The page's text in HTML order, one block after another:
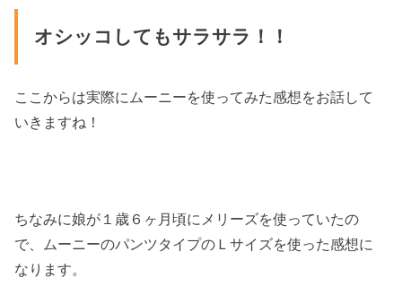
オシッコしてもサラサラ！！
ここからは実際にムーニーを使ってみた感想をお話して
いきますね！
ちなみに娘が１歳６ヶ月頃にメリーズを使っていたの
で、ムーニーのパンツタイプのＬサイズを使った感想に
なります。